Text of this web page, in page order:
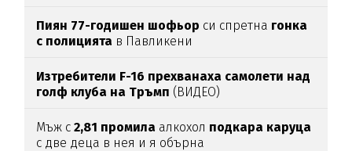
Пиян 77-годишен шофьор си спретна гонка
с полицията в Павликени
Изтребители F-16 прехванаха самолети над
голф клуба на Тръмп (ВИДЕО)
Мъж с2,81 промила алкохол подкара каруца
с две деца в нея и я обърна